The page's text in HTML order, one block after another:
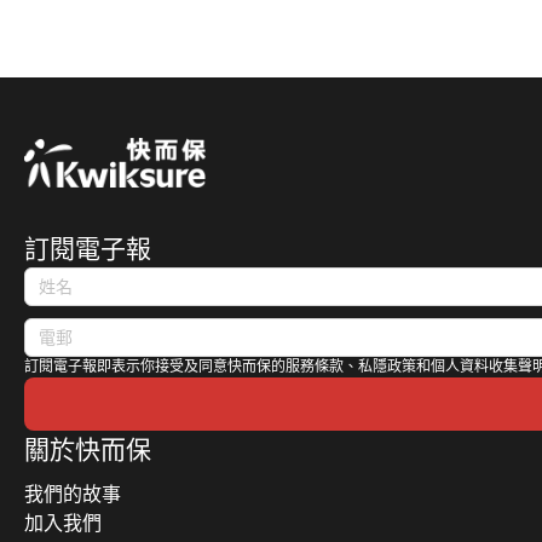
的第三者風險保險、私家車須由個人名義登記，
為香港汽車保險業界持份者，我們希望從不同角
度探討一下網約車的保險條款、保障和保費等對
問題：
訂閱電子報
訂閱電子報即表示你接受及同意快而保的服務條款、私隱政策和個人資料收集聲
關於快而保
我們的故事
加入我們